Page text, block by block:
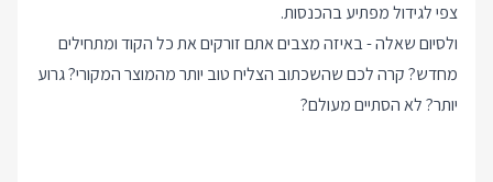
צפי לגידול מפתיע בהכנסות.
ולסיום שאלה - באיזה מצבים אתם זורקים את כל הקוד ומתחילים
מחדש? קרה לכם שהשכתוב הצליח טוב יותר מהמוצר המקורי? גרוע
יותר? לא הסתיים מעולם?